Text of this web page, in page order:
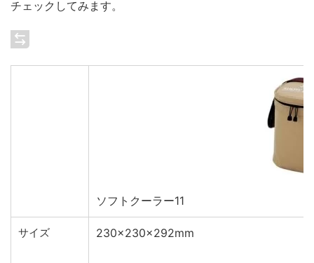
チェックしてみます。
ソフトクーラー11
サイズ 230×230×292mm